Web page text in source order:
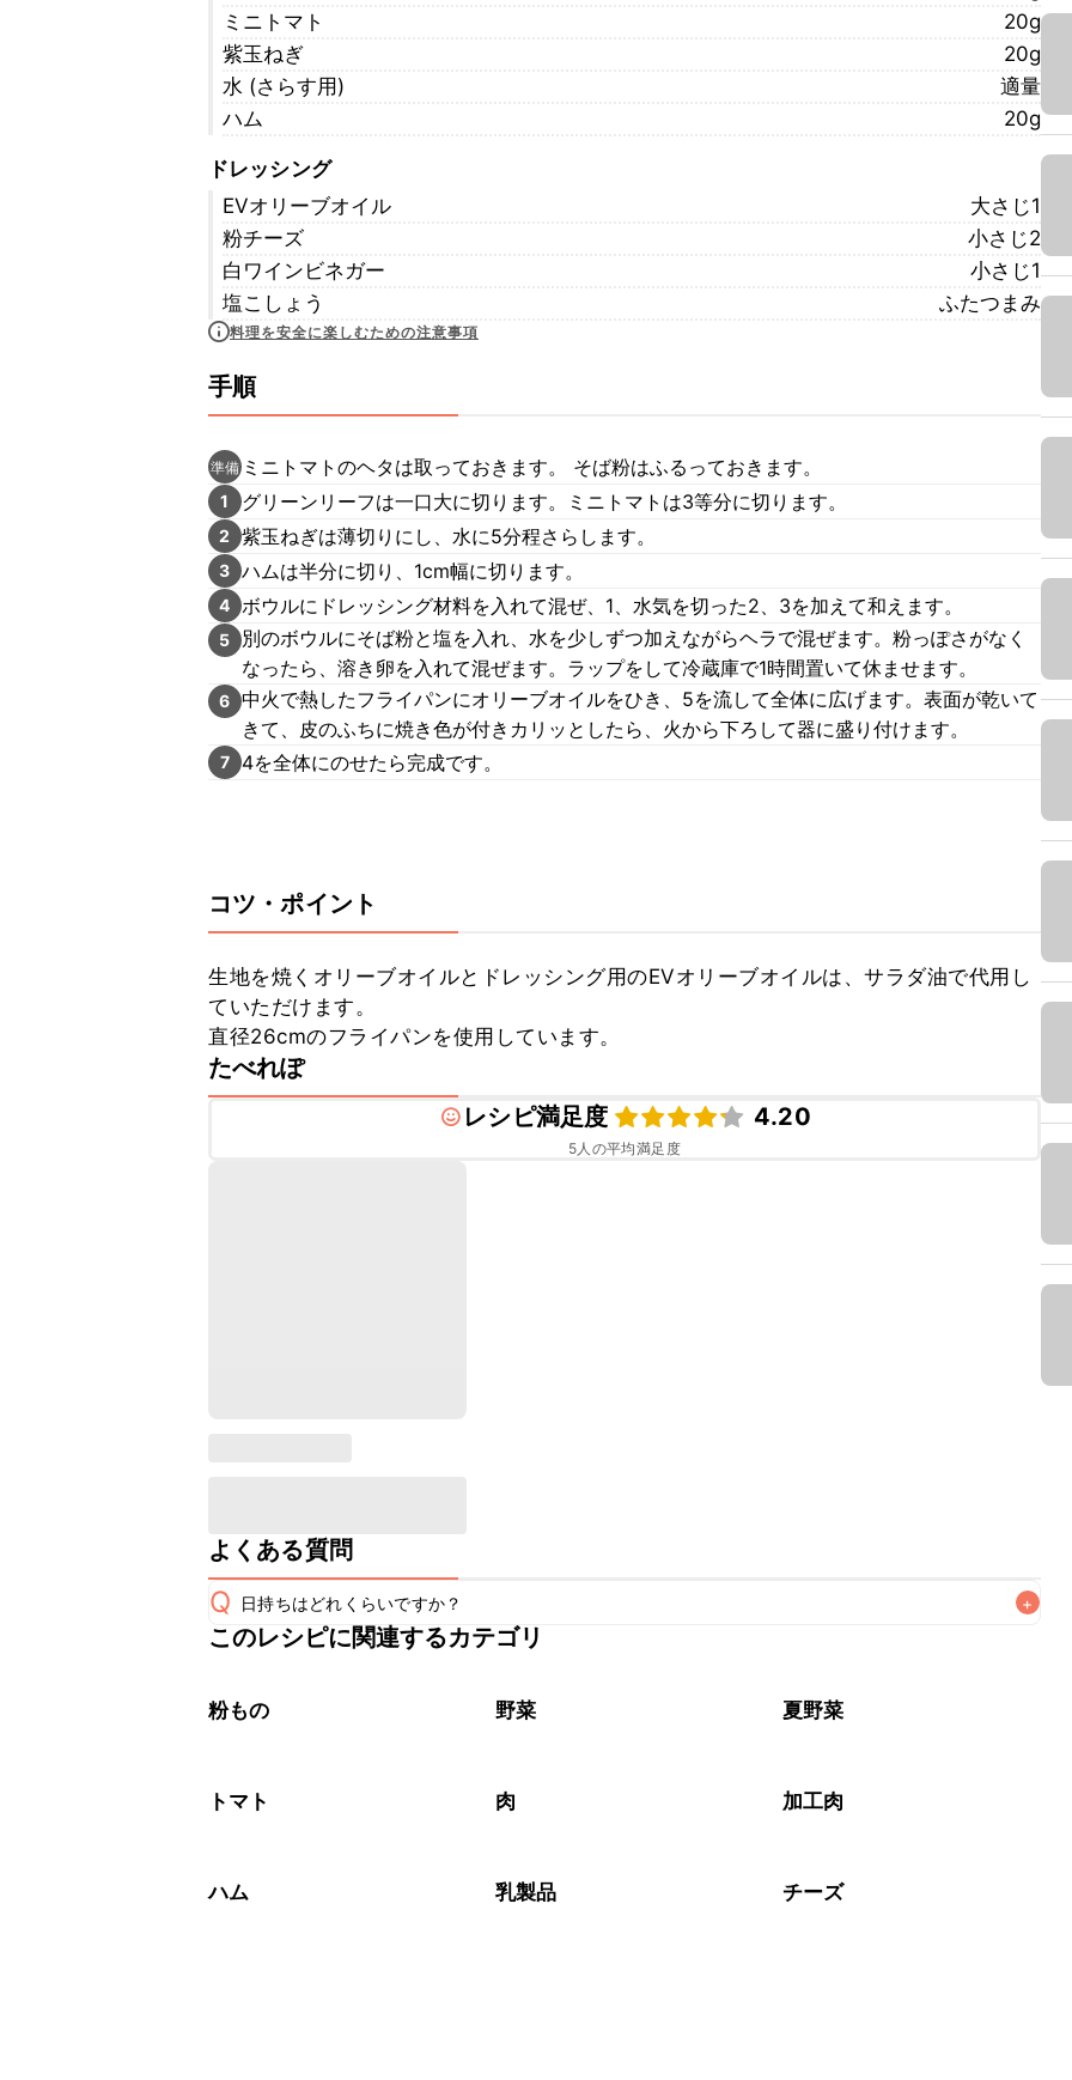
ミニトマト
20g
紫玉ねぎ
20g
水 (さらす用)
適量
ハム
20g
ドレッシング
EVオリーブオイル
大さじ1
粉チーズ
小さじ2
白ワインビネガー
小さじ1
塩こしょう
ふたつまみ
料理を安全に楽しむための注意事項
手順
準備 ミニトマトのヘタは取っておきます。 そば粉はふるっておきます。
1 グリーンリーフは一口大に切ります。ミニトマトは3等分に切ります。
2 紫玉ねぎは薄切りにし、水に5分程さらします。
3 ハムは半分に切り、1cm幅に切ります。
4 ボウルにドレッシング材料を入れて混ぜ、1、水気を切った2、3を加えて和えます。
5
別のボウルにそば粉と塩を入れ、水を少しずつ加えながらヘラで混ぜます。粉っぽさがなく
なったら、溶き卵を入れて混ぜます。ラップをして冷蔵庫で1時間置いて休ませます。
6 中火で熱したフライパンにオリーブオイルをひき、5を流して全体に広げます。表面が乾いて
きて、皮のふちに焼き色が付きカリッとしたら、火から下ろして器に盛り付けます。
7 4を全体にのせたら完成です。
コツ・ポイント
生地を焼くオリーブオイルとドレッシング用のEVオリーブオイルは、サラダ油で代用し
ていただけます。
直径26cmのフライパンを使用しています。
たべれぽ
レシピ満足度
4.20
5人の平均満足度
よくある質問
Q 日持ちはどれくらいですか？ +
保存期間は冷蔵で当日中が目安です。なるべくお早めにお召し上がりください。
※日持ちは目安です。
このレシピに関連するカテゴリ
粉もの 野菜 夏野菜
トマト 肉 加工肉
ハム 乳製品 チーズ